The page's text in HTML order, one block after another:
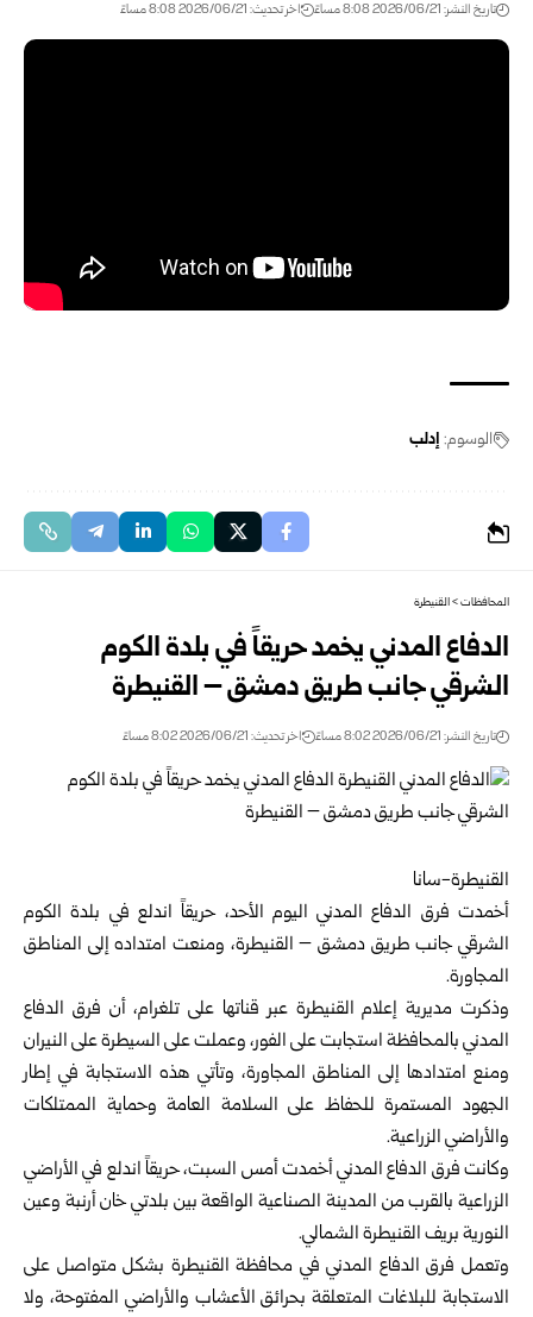
تاريخ النشر: 2026/06/21 8:08 مساءً اخر تحديث: 2026/06/21 8:08 مساءً
الوسوم: إدلب
المحافظات>القنيطرة
الدفاع المدني يخمد حريقاً في بلدة الكوم
الشرقي جانب طريق دمشق – القنيطرة
تاريخ النشر: 2026/06/21 8:02 مساءً اخر تحديث: 2026/06/21 8:02 مساءً
القنيطرة-سانا
أخمدت فرق الدفاع المدني اليوم الأحد، حريقاً اندلع في بلدة الكوم
الشرقي جانب طريق دمشق – القنيطرة، ومنعت امتداده إلى المناطق
المجاورة.
وذكرت مديرية إعلام القنيطرة عبر قناتها على تلغرام، أن فرق الدفاع
المدني بالمحافظة استجابت على الفور، وعملت على السيطرة على النيران
ومنع امتدادها إلى المناطق المجاورة، وتأتي هذه الاستجابة في إطار
الجهود المستمرة للحفاظ على السلامة العامة وحماية الممتلكات
والأراضي الزراعية.
وكانت فرق الدفاع المدنيأخمدت أمس السبت، حريقاً اندلع في الأراضي
الزراعية بالقرب من المدينة الصناعية الواقعة بين بلدتي خان أرنبة وعين
النورية بريف القنيطرة الشمالي.
وتعمل فرق الدفاع المدني في محافظة القنيطرة بشكل متواصل على
الاستجابة للبلاغات المتعلقة بحرائق الأعشاب والأراضي المفتوحة، ولا